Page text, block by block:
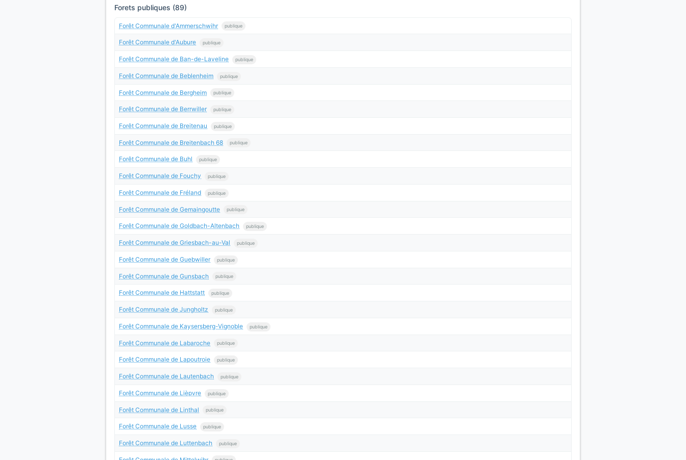
Forets publiques (89)
Forêt Communale d'Ammerschwihr publique
Forêt Communale d'Aubure publique
Forêt Communale de Ban-de-Laveline publique
Forêt Communale de Beblenheim publique
Forêt Communale de Bergheim publique
Forêt Communale de Berrwiller publique
Forêt Communale de Breitenau publique
Forêt Communale de Breitenbach 68 publique
Forêt Communale de Buhl publique
Forêt Communale de Fouchy publique
Forêt Communale de Fréland publique
Forêt Communale de Gemaingoutte publique
Forêt Communale de Goldbach-Altenbach publique
Forêt Communale de Griesbach-au-Val publique
Forêt Communale de Guebwiller publique
Forêt Communale de Gunsbach publique
Forêt Communale de Hattstatt publique
Forêt Communale de Jungholtz publique
Forêt Communale de Kaysersberg-Vignoble publique
Forêt Communale de Labaroche publique
Forêt Communale de Lapoutroie publique
Forêt Communale de Lautenbach publique
Forêt Communale de Lièpvre publique
Forêt Communale de Linthal publique
Forêt Communale de Lusse publique
Forêt Communale de Luttenbach publique